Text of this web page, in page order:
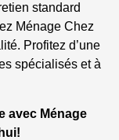
standard
Ménage Chez
Profitez d’une
spécialisés et à
avec Ménage